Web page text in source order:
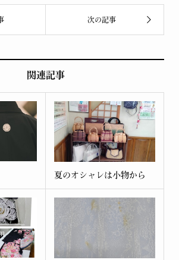
関連記事
夏のオシャレは小物から